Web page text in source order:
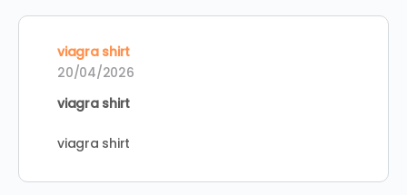
viagra shirt
20/04/2026
viagra shirt
viagra shirt